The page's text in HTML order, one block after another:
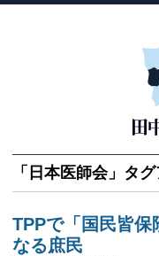
「 日本医師会」タ
TPPで「国民皆
なる庶民